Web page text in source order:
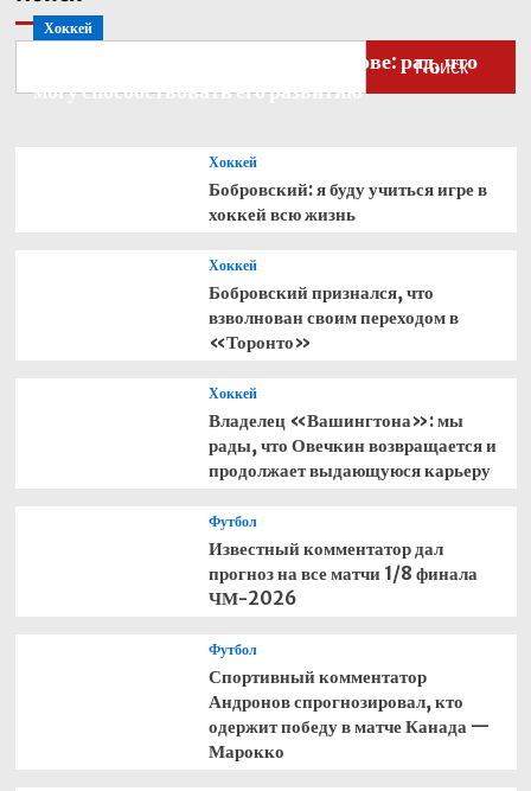
Поиск
Хоккей
Бобровский — о голкипере Ахтямове: рад, что
могу способствовать его развитию
Хоккей
Бобровский: я буду учиться игре в
хоккей всю жизнь
Хоккей
Бобровский признался, что
взволнован своим переходом в
«Торонто»
Хоккей
Владелец «Вашингтона»: мы
рады, что Овечкин возвращается и
продолжает выдающуюся карьеру
Футбол
Известный комментатор дал
прогноз на все матчи 1/8 финала
ЧМ-2026
Футбол
Спортивный комментатор
Андронов спрогнозировал, кто
одержит победу в матче Канада —
Марокко